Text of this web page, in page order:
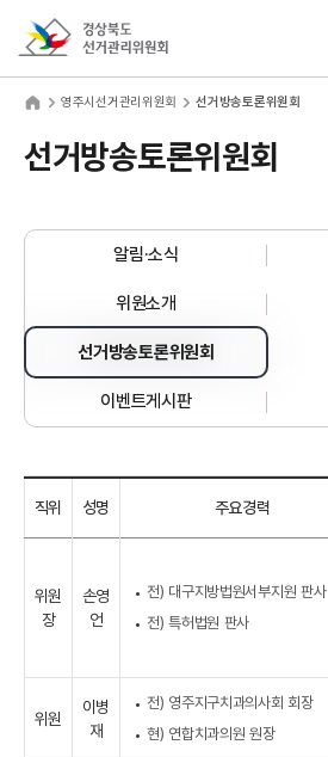
영주시선거관리위원회 선거방송토론위원회
선거방송토론위원회
알림·소식
위원소개
선거방송토론위원회
이벤트게시판
직위 성명 주요경력
위원
장
손영
언
전) 대구지방법원서부지원 판사
전) 특허법원 판사
위원
이병
재
전) 영주지구치과의사회 회장
현) 연합치과의원 원장